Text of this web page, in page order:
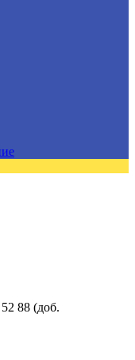
88 (доб.